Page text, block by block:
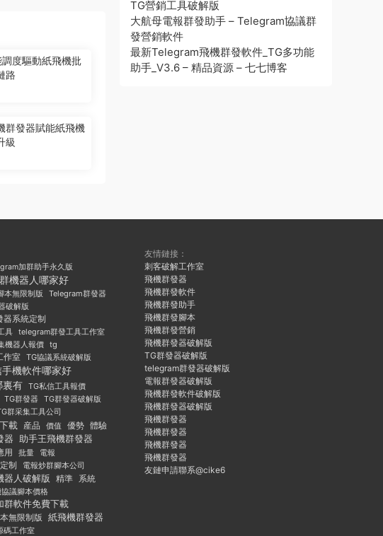
度驅動紙飛機批
路
群發器賦能紙飛機
級
TG營銷工具破解版
大航母電報群發助手 – Telegram協議群
發營銷軟件
最新Telegram飛機群發軟件_TG多功能
助手_V3.6 – 精品資源 – 七七博客
加群助手永久版
機器人哪家好
本無限制版
Telegram群發器
破解版
系統定制
具 telegram群發工具工作室
機器人報價 tg
作室 TG協議系統破解版
機軟件哪家好
裏有 TG私信工具報價
TG群發器
TG群發器破解版
群采集工具公司
載 産品 價值 優勢 體驗
器
助手王飛機群發器
用 批量 電報
制 電報炒群腳本公司
器人破解版 精準
系統
議腳本價格
群軟件免費下載
無限制版 紙飛機群發器
碼工作室
友情鏈接：
刺客破解工作室
飛機群發器
飛機群發軟件
飛機群發助手
飛機群發腳本
飛機群發營銷
飛機群發器破解版
TG群發器破解版
telegram群發器破解版
電報群發器破解版
飛機群發軟件破解版
飛機群發器破解版
飛機群發器
飛機群發器
飛機群發器
飛機群發器
友鏈申請聯系@cike6